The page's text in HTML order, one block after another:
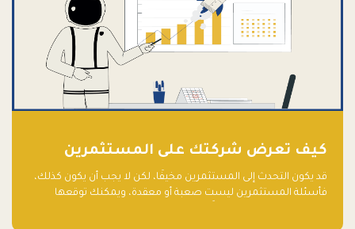
كيف تعرض شركتك على المستثمرين
قد يكون التحدث إلى المستثمرين مخيفًا، لكن لا يجب أن يكون كذلك،
فأسئلة المستثمرين ليست صعبة أو معقدة، ويمكنك توقعها